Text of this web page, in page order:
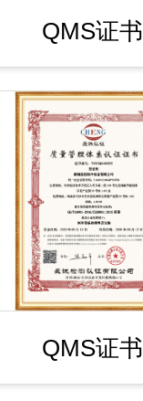
QMS证书
QMS证书